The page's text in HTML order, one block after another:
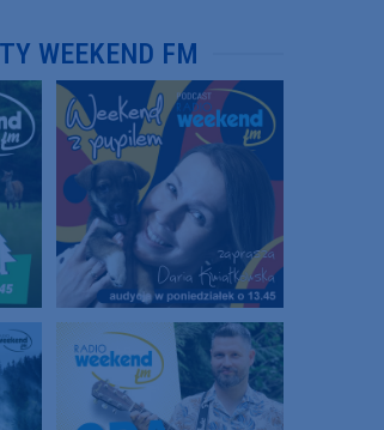
WEEKEND FM